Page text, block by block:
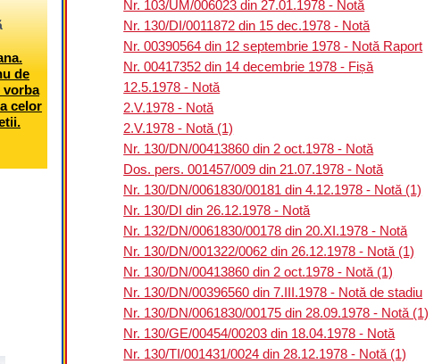
Nr. 103/UM/006023 din 27.01.1978 - Notă
Nr. 130/DI/0011872 din 15 dec.1978 - Notă
Nr. 00390564 din 12 septembrie 1978 - Notă Raport
Nr. 00417352 din 14 decembrie 1978 - Fișă
12.5.1978 - Notă
2.V.1978 - Notă
2.V.1978 - Notă (1)
Nr. 130/DN/00413860 din 2 oct.1978 - Notă
Dos. pers. 001457/009 din 21.07.1978 - Notă
Nr. 130/DN/0061830/00181 din 4.12.1978 - Notă (1)
Nr. 130/DI din 26.12.1978 - Notă
Nr. 132/DN/0061830/00178 din 20.XI.1978 - Notă
Nr. 130/DN/001322/0062 din 26.12.1978 - Notă (1)
Nr. 130/DN/00413860 din 2 oct.1978 - Notă (1)
Nr. 130/DN/00396560 din 7.III.1978 - Notă de stadiu
Nr. 130/DN/0061830/00175 din 28.09.1978 - Notă (1)
Nr. 130/GE/00454/00203 din 18.04.1978 - Notă
Nr. 130/TI/001431/0024 din 28.12.1978 - Notă (1)
de
vorba
celor